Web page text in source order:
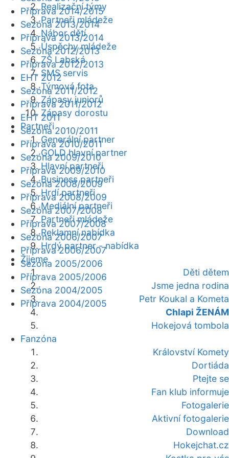
Realizační týmy
Partneři mládeže
Nábor dětí
Úspěchy mládeže
ZŠ Labská
SMS servis
Týmová fota
Zápasy juniorů
Zápasy dorostu
Partneři
Generální partner
GOLD hlavní partner
Hlavní partneři
Business partneři
Hrdí partneři
Mediální partneři
Partneři mládeže
Reklamní nabídka
Hrdý partner - nabídka
Žijeme
Děti dětem
Jsme jedna rodina
Petr Koukal a Kometa
Chlapi ŽENÁM
Hokejová tombola
Fanzóna
Království Komety
Dortiáda
Ptejte se
Fan klub informuje
Fotogalerie
Aktivní fotogalerie
Download
Hokejchat.cz
Příprava 2014/2015
Sezóna 2013/2014
Příprava 2013/2014
Sezóna 2012/2013
Příprava 2012/2013
EHT 2012
Sezóna 2011/2012
Příprava 2011/2012
EHT 2011
Sezóna 2010/2011
Příprava 2010/2011
Sezóna 2009/2010
Příprava 2009/2010
Sezóna 2008/2009
Příprava 2008/2009
Sezóna 2007/2008
Příprava 2007/2008
Sezóna 2006/2007
Příprava 2006/2007
Sezóna 2005/2006
Příprava 2005/2006
Sezóna 2004/2005
Příprava 2004/2005